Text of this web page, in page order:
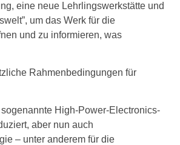
eine neue Lehrlingswerkstätte und
um das Werk für die
und zu informieren, was
Rahmenbedingungen für
sogenannte High-Power-Electronics-
aber nun auch
– unter anderem für die